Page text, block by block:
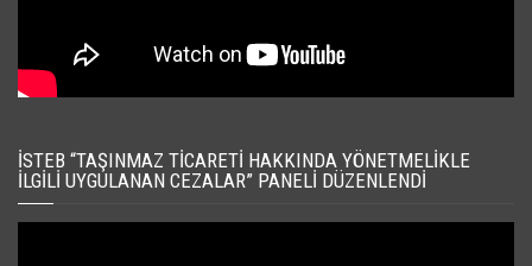
İSTEB “TAŞINMAZ TICARETI HAKKINDA YÖNETMELIKLE
İLGILI UYGULANAN CEZALAR” PANELI DÜZENLENDI